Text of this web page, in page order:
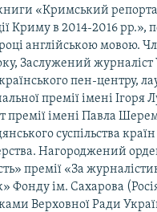
«Кримський
Криму в 2014-2016 рр.»,
англійською мовою.
Заслужений журналіст
пен-центру,
премії імені Ігоря
премії імені Павла
суспільства
Нагороджений
премії «За
Фонду ім. Сахарова
Верховної Ради